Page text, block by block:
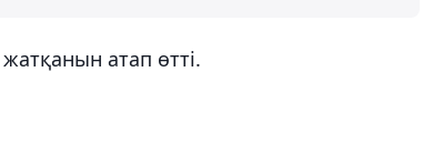
атап өтті.